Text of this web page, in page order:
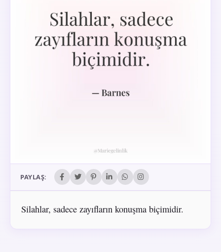
PAYLAŞ:
Silahlar, sadece zayıfların konuşma biçimidir.